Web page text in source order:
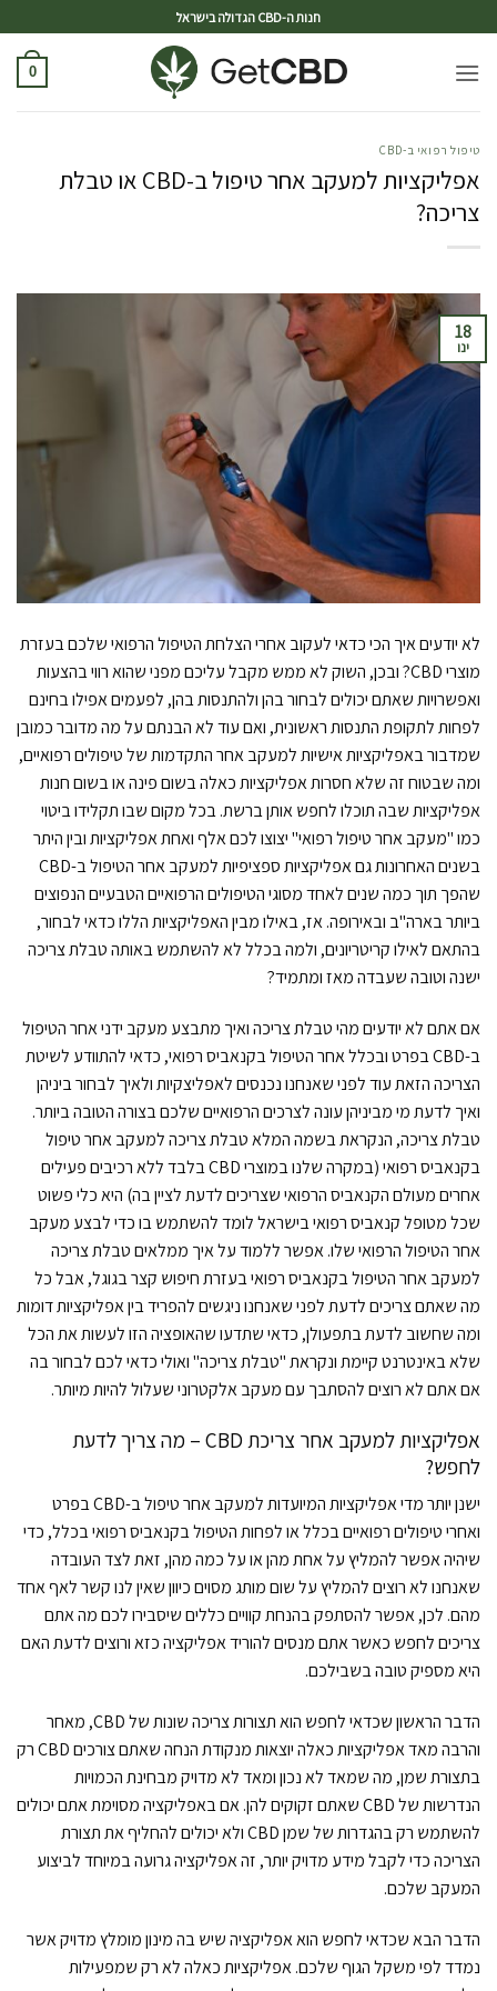
חנות ה-CBD הגדולה בישראל
0
טיפול רפואי ב-CBD
אפליקציות למעקב אחר טיפול ב-CBD או טבלת
צריכה?
18
ינו
לא יודעים איך הכי כדאי לעקוב אחרי הצלחת הטיפול הרפואי שלכם בעזרת
מוצרי CBD? ובכן, השוק לא ממש מקבל עליכם מפני שהוא רווי בהצעות
ואפשרויות שאתם יכולים לבחור בהן ולהתנסות בהן, לפעמים אפילו בחינם
לפחות לתקופת התנסות ראשונית, ואם עוד לא הבנתם על מה מדובר כמובן
שמדבור באפליקציות אישיות למעקב אחר התקדמות של טיפולים רפואיים,
ומה שבטוח זה שלא חסרות אפליקציות כאלה בשום פינה או בשום חנות
אפליקציות שבה תוכלו לחפש אותן ברשת. בכל מקום שבו תקלידו ביטוי
כמו "מעקב אחר טיפול רפואי" יצוצו לכם אלף ואחת אפליקציות ובין היתר
בשנים האחרונות גם אפליקציות ספציפיות למעקב אחר הטיפול ב-CBD
שהפך תוך כמה שנים לאחד מסוגי הטיפולים הרפואיים הטבעיים הנפוצים
ביותר בארה"ב ובאירופה. אז, באילו מבין האפליקציות הללו כדאי לבחור,
בהתאם לאילו קריטריונים, ולמה בכלל לא להשתמש באותה טבלת צריכה
ישנה וטובה שעבדה מאז ומתמיד?
אם אתם לא יודעים מהי טבלת צריכה ואיך מתבצע מעקב ידני אחר הטיפול
ב-CBD בפרט ובכלל אחר הטיפול בקנאביס רפואי, כדאי להתוודע לשיטת
הצריכה הזאת עוד לפני שאנחנו נכנסים לאפליצקיות ולאיך לבחור ביניהן
ואיך לדעת מי מביניהן עונה לצרכים הרפואיים שלכם בצורה הטובה ביותר.
טבלת צריכה, הנקראת בשמה המלא טבלת צריכה למעקב אחר טיפול
בקנאביס רפואי (במקרה שלנו במוצרי CBD בלבד ללא רכיבים פעילים
אחרים מעולם הקנאביס הרפואי שצריכים לדעת לציין בה) היא כלי פשוט
שכל מטופל קנאביס רפואי בישראל לומד להשתמש בו כדי לבצע מעקב
אחר הטיפול הרפואי שלו. אפשר ללמוד על איך ממלאים טבלת צריכה
למעקב אחר הטיפול בקנאביס רפואי בעזרת חיפוש קצר בגוגל, אבל כל
מה שאתם צריכים לדעת לפני שאנחנו ניגשים להפריד בין אפליקציות דומות
ומה שחשוב לדעת בתפעולן, כדאי שתדעו שהאופציה הזו לעשות את הכל
שלא באינטרנט קיימת ונקראת "טבלת צריכה" ואולי כדאי לכם לבחור בה
אם אתם לא רוצים להסתבך עם מעקב אלקטרוני שעלול להיות מיותר.
אפליקציות למעקב אחר צריכת CBD – מה צריך לדעת
לחפש?
ישנן יותר מדי אפליקציות המיועדות למעקב אחר טיפול ב-CBD בפרט
ואחרי טיפולים רפואיים בכלל או לפחות הטיפול בקנאביס רפואי בכלל, כדי
שיהיה אפשר להמליץ על אחת מהן או על כמה מהן, זאת לצד העובדה
שאנחנו לא רוצים להמליץ על שום מותג מסוים כיוון שאין לנו קשר לאף אחד
מהם. לכן, אפשר להסתפק בהנחת קוויים כללים שיסבירו לכם מה אתם
צריכים לחפש כאשר אתם מנסים להוריד אפליקציה כזא ורוצים לדעת האם
היא מספיק טובה בשבילכם.
הדבר הראשון שכדאי לחפש הוא תצורות צריכה שונות של CBD, מאחר
והרבה מאד אפליקציות כאלה יוצאות מנקודת הנחה שאתם צורכים CBD רק
בתצורת שמן, מה שמאד לא נכון ומאד לא מדויק מבחינת הכמויות
הנדרשות של CBD שאתם זקוקים להן. אם באפליקציה מסוימת אתם יכולים
להשתמש רק בהגדרות של שמן CBD ולא יכולים להחליף את תצורת
הצריכה כדי לקבל מידע מדויק יותר, זה אפליקציה גרועה במיוחד לביצוע
המעקב שלכם.
הדבר הבא שכדאי לחפש הוא אפליקציה שיש בה מינון מומלץ מדויק אשר
נמדד לפי משקל הגוף שלכם. אפליקציות כאלה לא רק שמפעילות